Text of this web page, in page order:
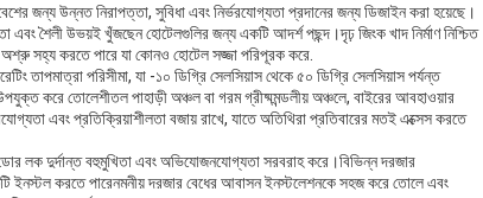
জন্য উন্নত নিরাপত্তা, সুবিধা এবং নির্ভরযোগ্যতা প্রদানের জন্য ডিজাইন করা হয়েছে।
এবং শৈলী উভয়ই খুঁজছেন হোটেলগুলির জন্য একটি আদর্শ পছন্দ।দৃঢ় জিংক খাদ নির্মাণ নিশ্চিত
অশ্রু সহ্য করতে পারে যা কোনও হোটেল সজ্জা পরিপূরক করে.
পরিসীমা, যা -১০ ডিগ্রি সেলসিয়াস থেকে ৫০ ডিগ্রি সেলসিয়াস পর্যন্ত
করে তোলেশীতল পাহাড়ী অঞ্চল বা গরম গ্রীষ্মমন্ডলীয় অঞ্চলে, বাইরের আবহাওয়ার
এবং প্রতিক্রিয়াশীলতা বজায় রাখে, যাতে অতিথিরা প্রতিবারের মতই এক্সেস করতে
লক দুর্দান্ত বহুমুখিতা এবং অভিযোজনযোগ্যতা সরবরাহ করে।বিভিন্ন দরজার
ইনস্টল করতে পারেনমনীয় দরজার বেধের আবাসন ইনস্টলেশনকে সহজ করে তোলে এবং